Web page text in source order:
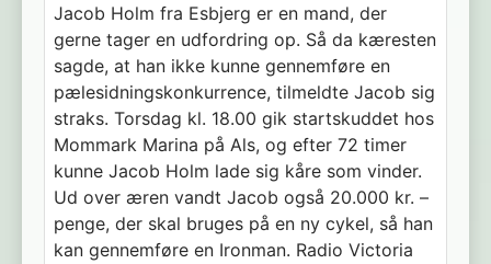
Jacob Holm fra Esbjerg er en mand, der
gerne tager en udfordring op. Så da kæresten
sagde, at han ikke kunne gennemføre en
pælesidningskonkurrence, tilmeldte Jacob sig
straks. Torsdag kl. 18.00 gik startskuddet hos
Mommark Marina på Als, og efter 72 timer
kunne Jacob Holm lade sig kåre som vinder.
Ud over æren vandt Jacob også 20.000 kr. –
penge, der skal bruges på en ny cykel, så han
kan gennemføre en Ironman. Radio Victoria